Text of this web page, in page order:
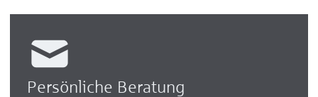
Persönliche Beratung